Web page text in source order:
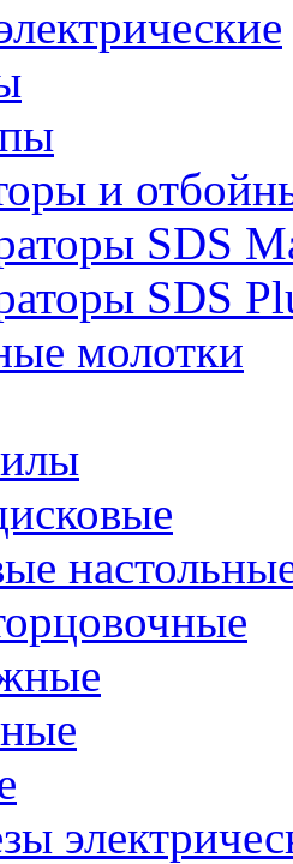
и
SDS
SDS
молотки